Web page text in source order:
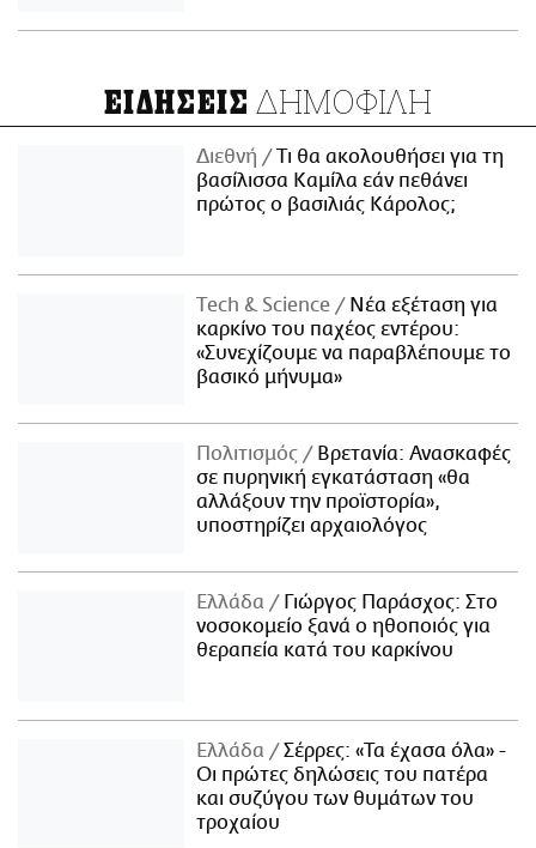
ΕΙΔΗΣΕΙΣ ΔΗΜΟΦΙΛΗ
Διεθνή
Τι θα ακολουθήσει για τη
βασίλισσα Καμίλα εάν πεθάνει
πρώτος ο βασιλιάς Κάρολος;
Τech & Science
Νέα εξέταση για
καρκίνο του παχέος εντέρου:
«Συνεχίζουμε να παραβλέπουμε το
βασικό μήνυμα»
Πολιτισμός
Βρετανία: Ανασκαφές
σε πυρηνική εγκατάσταση «θα
αλλάξουν την προϊστορία»,
υποστηρίζει αρχαιολόγος
Ελλάδα
Γιώργος Παράσχος: Στο
νοσοκομείο ξανά ο ηθοποιός για
θεραπεία κατά του καρκίνου
Ελλάδα
Σέρρες: «Τα έχασα όλα» -
Οι πρώτες δηλώσεις του πατέρα
και συζύγου των θυμάτων του
τροχαίου